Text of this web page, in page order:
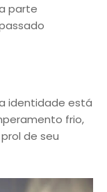
parte
identidade está
frio,
de seu